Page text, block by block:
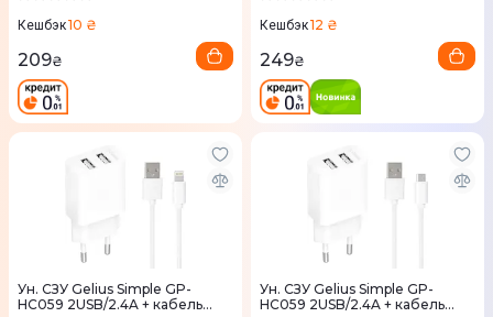
Кешбэк10 ₴
209₴
Кешбэк12 ₴
249₴
Ун. СЗУ Gelius Simple GP-
HC059 2USB/2.4A + кабель
Ун. СЗУ Gelius Simple GP-
HC059 2USB/2.4A + кабель